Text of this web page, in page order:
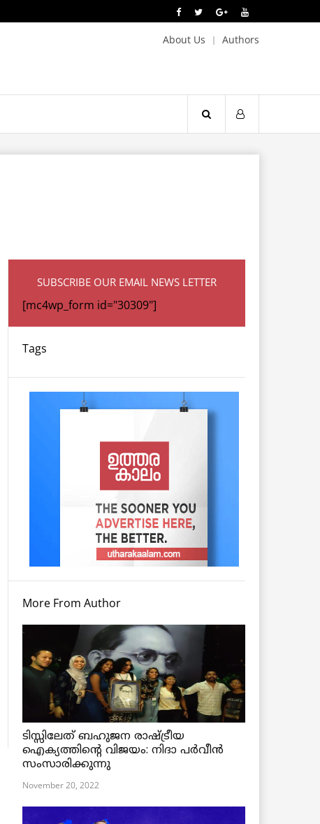
About Us Authors
SUBSCRIBE OUR EMAIL NEWS LETTER
[mc4wp_form id="30309"]
Tags
More From Author
ടിസ്സിലേത് ബഹുജന രാഷ്ട്രീയ
ഐക്യത്തിന്റെ വിജയം: നിദാ പർവീൻ
സംസാരിക്കുന്നു
November 20, 2022